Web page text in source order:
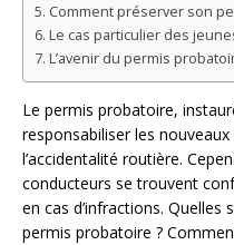
Comment préserver son
Le cas particulier des
L’avenir du permis
Le permis probatoire,
responsabiliser les
l’accidentalité routière.
conducteurs se trouvent
en cas d’infractions.
permis probatoire ?